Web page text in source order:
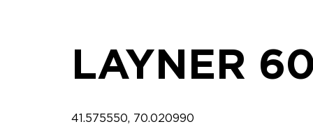
LAYNER
41.575550, 70.020990